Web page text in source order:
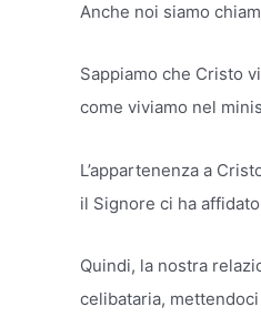
Anche noi siamo
Sappiamo che Cristo
come viviamo nel
L’appartenenza a
il Signore ci ha
Quindi, la nostra
celibataria,